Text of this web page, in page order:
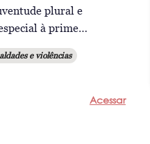
plural e
à prime…
e violências
Acessar